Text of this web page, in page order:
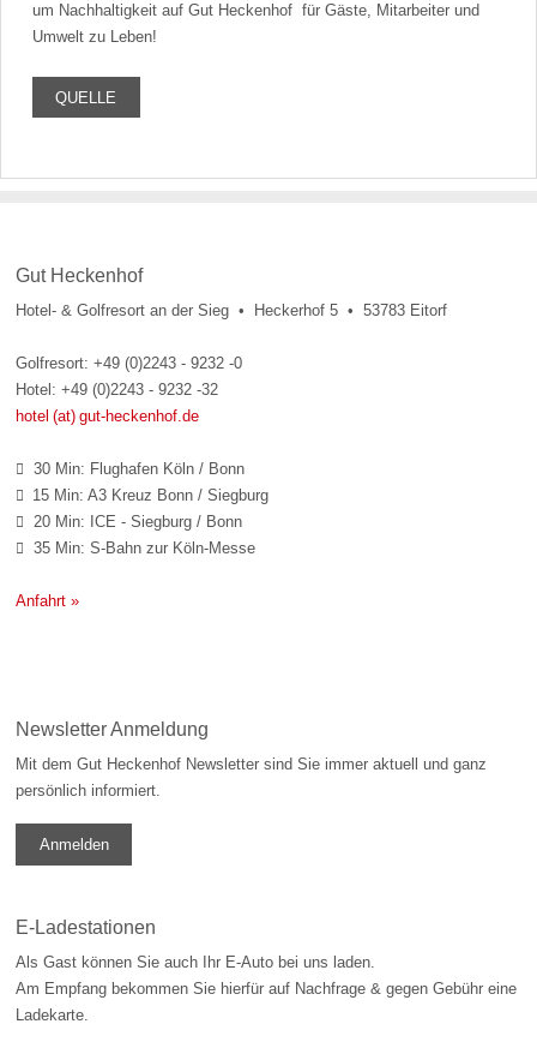
um Nachhaltigkeit auf Gut Heckenhof für Gäste, Mitarbeiter und
Umwelt zu Leben!
QUELLE
Gut Heckenhof
Hotel- & Golfresort an der Sieg • Heckerhof 5 • 53783 Eitorf
Golfresort: +49 (0)2243 - 9232 -0
Hotel: +49 (0)2243 - 9232 -32
hotel (at) gut-heckenhof.de
 30 Min: Flughafen Köln / Bonn
 15 Min: A3 Kreuz Bonn / Siegburg
 20 Min: ICE - Siegburg / Bonn
 35 Min: S-Bahn zur Köln-Messe
Anfahrt »
Newsletter Anmeldung
Mit dem Gut Heckenhof Newsletter sind Sie immer aktuell und ganz
persönlich informiert.
Anmelden
E-Ladestationen
Als Gast können Sie auch Ihr E-Auto bei uns laden.
Am Empfang bekommen Sie hierfür auf Nachfrage & gegen Gebühr eine
Ladekarte.